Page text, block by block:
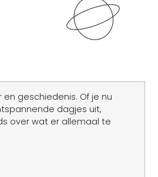
geschiedenis. Of je nu
dagjes uit,
over wat er allemaal te